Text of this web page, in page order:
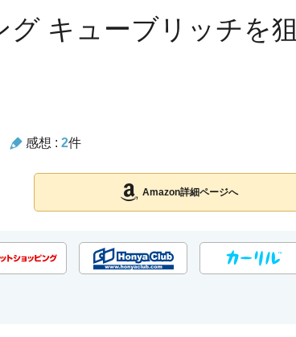
キューブリッチを狙
感想 : 2件
Amazon詳細ページへ